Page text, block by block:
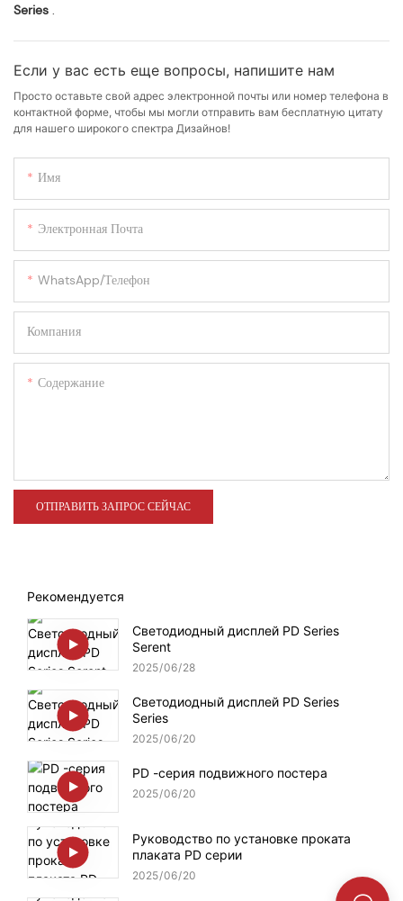
Series .
Если у вас есть еще вопросы, напишите нам
Просто оставьте свой адрес электронной почты или номер телефона в
контактной форме, чтобы мы могли отправить вам бесплатную цитату
для нашего широкого спектра Дизайнов!
Имя
Электронная Почта
WhatsApp/телефон
Компания
Содержание
ОТПРАВИТЬ ЗАПРОС СЕЙЧАС
Рекомендуется
Светодиодный дисплей PD Series
Serent
2025 06 28
Светодиодный дисплей PD Series
Series
2025 06 20
PD -серия подвижного постера
2025 06 20
Руководство по установке проката
плаката PD серии
2025 06 20